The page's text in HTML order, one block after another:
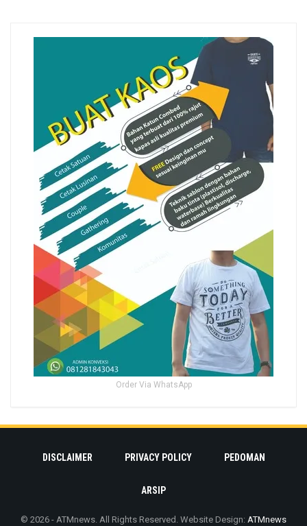
Order Via WhatsApp
DISCLAIMER PRIVACY POLICY PEDOMAN
ARSIP
© 2026 - ATMnews. All Rights Reserved. Website Design: ATMnews